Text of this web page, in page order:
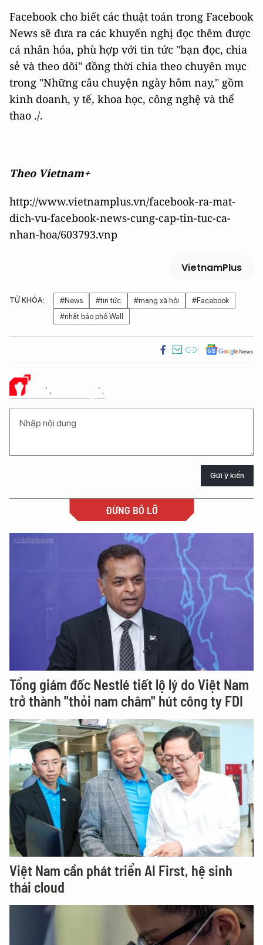
Facebook cho biết các thuật toán trong Facebook
News sẽ đưa ra các khuyến nghị đọc thêm được
cá nhân hóa, phù hợp với tin tức "bạn đọc, chia
sẻ và theo dõi" đồng thời chia theo chuyên mục
trong "Những câu chuyện ngày hôm nay," gồm
kinh doanh, y tế, khoa học, công nghệ và thể
thao ./.
Theo Vietnam+
http://www.vietnamplus.vn/facebook-ra-mat-
dich-vu-facebook-news-cung-cap-tin-tuc-ca-
nhan-hoa/603793.vnp
VietnamPlus
TỪ KHÓA: #News #tin tức #mạng xã hội
#Facebook
#nhật báo phố Wall
Ý KIẾN CỦA BẠN
Gửi ý kiến
ĐỪNG BỎ LỠ
Tổng giám đốc Nestlé tiết lộ lý do Việt Nam
trở thành "thỏi nam châm" hút công ty FDI
Việt Nam cần phát triển AI First, hệ sinh
thái cloud